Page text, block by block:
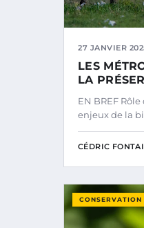
27 JANVIER
LES
LA
EN BREF
enjeux de la
CÉDRIC